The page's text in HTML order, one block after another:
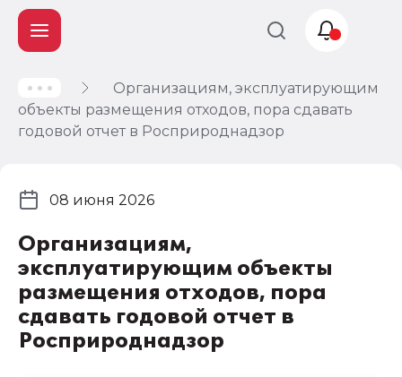
Организациям, эксплуатирующим
объекты размещения отходов, пора сдавать
годовой отчет в Росприроднадзор
Организациям,
эксплуатирующим объекты
размещения отходов, пора
сдавать годовой отчет в
Росприроднадзор
08 июня 2026
Учет и
налогообложение